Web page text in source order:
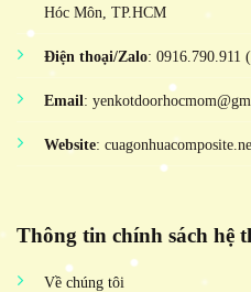
Hóc Môn, TP.HCM
Điện thoại/Zalo: 0916.790.911
Email:
Website:
Thông tin chính sách hệ
Về chúng tôi